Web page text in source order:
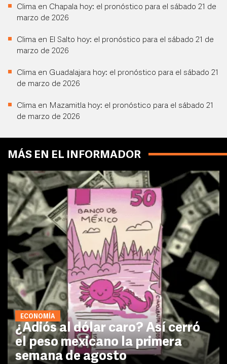
Clima en Chapala hoy: el pronóstico para el sábado 21 de
marzo de 2026
Clima en El Salto hoy: el pronóstico para el sábado 21 de
marzo de 2026
Clima en Guadalajara hoy: el pronóstico para el sábado 21
de marzo de 2026
Clima en Mazamitla hoy: el pronóstico para el sábado 21
de marzo de 2026
MÁS EN EL INFORMADOR
ECONOMÍA
¿Adiós al dólar caro? Así cerró
el peso mexicano la primera
semana de agosto